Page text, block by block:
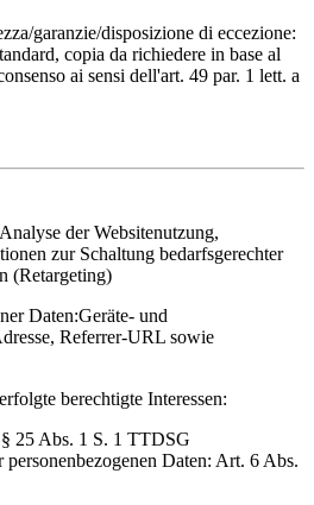
garanzie/disposizione di eccezione:
copia da richiedere in base al
ai sensi dell'art. 49 par. 1 lett. a
Analyse der Websitenutzung,
zur Schaltung bedarfsgerechter
(Retargeting)
Daten:Geräte- und
Referrer-URL sowie
berechtigte Interessen:
25 Abs. 1 S. 1 TTDSG
personenbezogenen Daten: Art. 6 Abs.